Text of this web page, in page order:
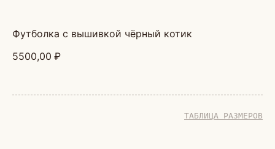
футболка с вышивкой чёрный котик
5500,00 ₽
ТАБЛИЦА РАЗМЕРОВ